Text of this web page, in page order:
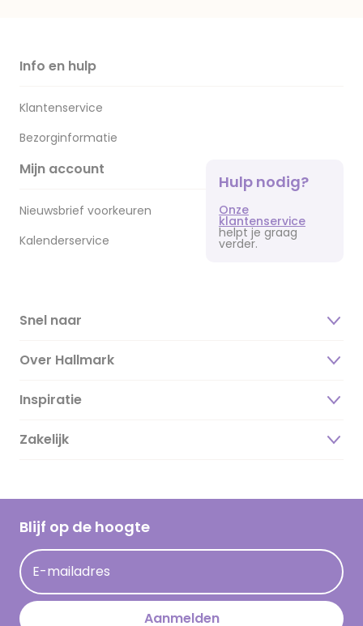
Info en hulp
Klantenservice
Bezorginformatie
Mijn account
Nieuwsbrief voorkeuren
Kalenderservice
Hulp nodig?
Onze
klantenservice
helpt je graag
verder.
Snel naar
Over Hallmark
Over ons
Duurzaamheid
Hallmark Kaartclub
Acties
Persberichten
Hallmark en Kinderpostzegels
Inspiratie
Magazine
Cadeau inspiratie
Kaartinspiratie
Zakelijk
Blijf op de hoogte
E-mailadres
Aanmelden